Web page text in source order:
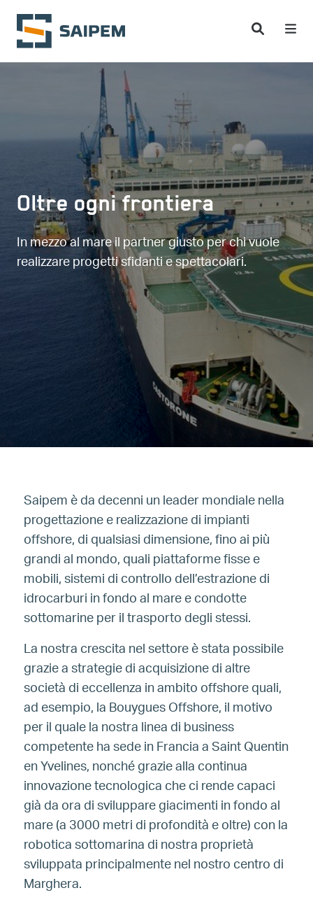
Salta al contenuto principale
Oltre ogni frontiera
In mezzo al mare il partner giusto per chi vuole
realizzare progetti sfidanti e spettacolari.
Saipem è da decenni un leader mondiale nella
progettazione e realizzazione di impianti
offshore, di qualsiasi dimensione, fino ai più
grandi al mondo, quali piattaforme fisse e
mobili, sistemi di controllo dell’estrazione di
idrocarburi in fondo al mare e condotte
sottomarine per il trasporto degli stessi.
La nostra crescita nel settore è stata possibile
grazie a strategie di acquisizione di altre
società di eccellenza in ambito offshore quali,
ad esempio, la Bouygues Offshore, il motivo
per il quale la nostra linea di business
competente ha sede in Francia a Saint Quentin
en Yvelines, nonché grazie alla continua
innovazione tecnologica che ci rende capaci
già da ora di sviluppare giacimenti in fondo al
mare (a 3000 metri di profondità e oltre) con la
robotica sottomarina di nostra proprietà
sviluppata principalmente nel nostro centro di
Marghera.